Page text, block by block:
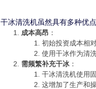
干冰清洗机虽然具有多种优
成本高昂 ：
初始投资成本相
使用干冰作为清
需频繁补充干冰 ：
干冰清洗机使用
这增加了生产和